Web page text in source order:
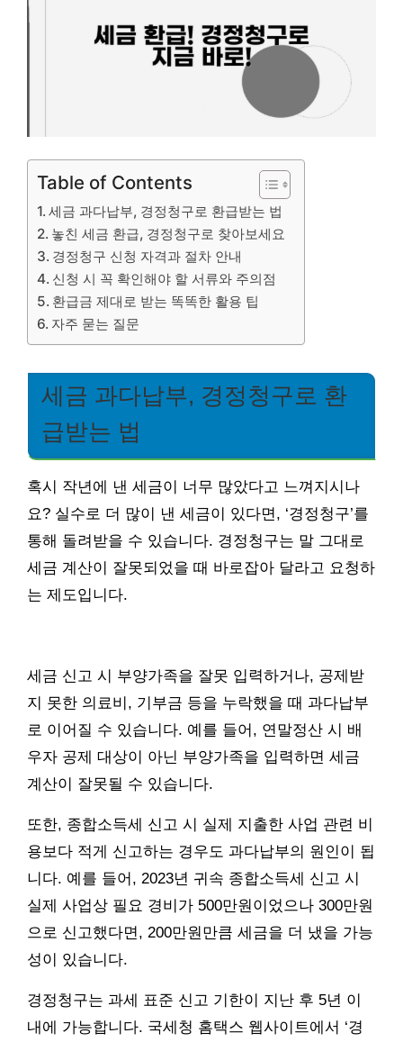
Table of Contents
세금 과다납부, 경정청구로 환급받는 법
놓친 세금 환급, 경정청구로 찾아보세요
경정청구 신청 자격과 절차 안내
신청 시 꼭 확인해야 할 서류와 주의점
환급금 제대로 받는 똑똑한 활용 팁
자주 묻는 질문
세금 과다납부, 경정청구로 환
급받는 법
혹시 작년에 낸 세금이 너무 많았다고 느껴지시나
요? 실수로 더 많이 낸 세금이 있다면, ‘경정청구’를
통해 돌려받을 수 있습니다. 경정청구는 말 그대로
세금 계산이 잘못되었을 때 바로잡아 달라고 요청하
는 제도입니다.
세금 신고 시 부양가족을 잘못 입력하거나, 공제받
지 못한 의료비, 기부금 등을 누락했을 때 과다납부
로 이어질 수 있습니다. 예를 들어, 연말정산 시 배
우자 공제 대상이 아닌 부양가족을 입력하면 세금
계산이 잘못될 수 있습니다.
또한, 종합소득세 신고 시 실제 지출한 사업 관련 비
용보다 적게 신고하는 경우도 과다납부의 원인이 됩
니다. 예를 들어, 2023년 귀속 종합소득세 신고 시
실제 사업상 필요 경비가 500만원이었으나 300만원
으로 신고했다면, 200만원만큼 세금을 더 냈을 가능
성이 있습니다.
경정청구는 과세 표준 신고 기한이 지난 후 5년 이
내에 가능합니다. 국세청 홈택스 웹사이트에서 ‘경